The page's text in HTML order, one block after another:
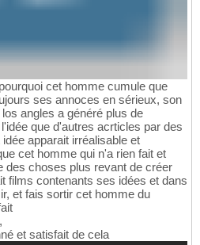
cet homme cumule que
ses annoces en sérieux, son
angles a généré plus de
que d'autres acrticles par des
apparait irréalisable et
cet homme qui n'a rien fait et
des choses plus revant de créer
films contenants ses idées et dans
et fais sortir cet homme du
et satisfait de cela